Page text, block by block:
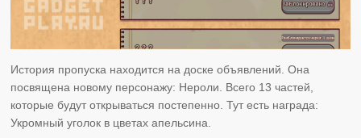
История пропуска находится на доске объявлений. Она
посвящена новому персонажу: Нероли. Всего 13 частей,
которые будут открываться постепенно. Тут есть награда:
Укромный уголок в цветах апельсина.